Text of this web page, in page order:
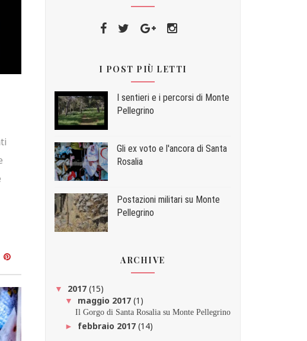
I POST PIÙ LETTI
I sentieri e i percorsi di Monte
Pellegrino
Gli ex voto e l'ancora di Santa
Rosalia
Postazioni militari su Monte
Pellegrino
ARCHIVE
▼ 2017 (15)
▼ maggio 2017 (1)
Il Gorgo di Santa Rosalia su Monte Pellegrino
► febbraio 2017 (14)